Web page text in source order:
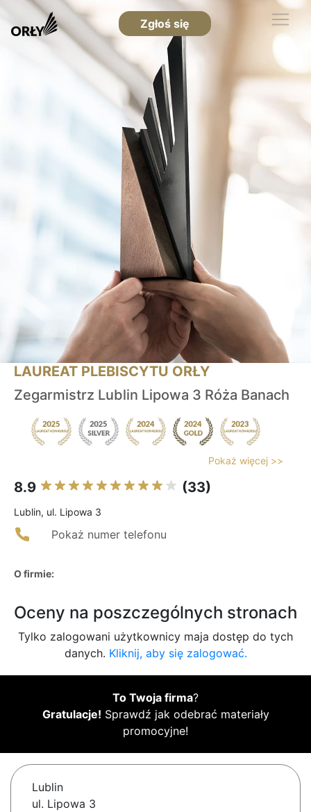
Zgłoś się
LAUREAT PLEBISCYTU ORŁY
Zegarmistrz Lublin Lipowa 3 Róża Banach
Pokaż więcej >>
8.9 (33)
Lublin, ul. Lipowa 3
Pokaż numer telefonu
O firmie:
Oceny na poszczególnych stronach
Tylko zalogowani użytkownicy maja dostęp do tych
danych. Kliknij, aby się zalogować.
To Twoja firma?
Gratulacje! Sprawdź jak odebrać materiały
promocyjne!
Lublin
ul. Lipowa 3